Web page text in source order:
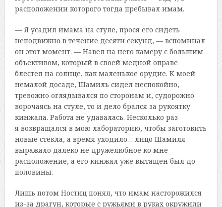
расположении которого тогда пребывал имам.
— Я усадил имама на стуле, прося его сидеть
неподвижно в течение десяти секунд, — вспоминал
он этот момент. — Навел на него камеру с большим
объективом, который в своей медной оправе
блестел на солнце, как маленькое орудие. К моей
немалой досаде, Шамиль сидел неспокойно,
тревожно оглядывался по сторонам и, судорожно
ворочаясь на стуле, то и дело брался за рукоятку
кинжала. Работа не удавалась. Несколько раз
я возвращался в мою лабораторию, чтобы заготовить
новые стекла, а время уходило… лицо Шамиля
выражало далеко не дружелюбное ко мне
расположение, а его кинжал уже вытащен был до
половины.
Лишь потом Ностиц понял, что имам насторожился
из-за драгун, которые с ружьями в руках окружили